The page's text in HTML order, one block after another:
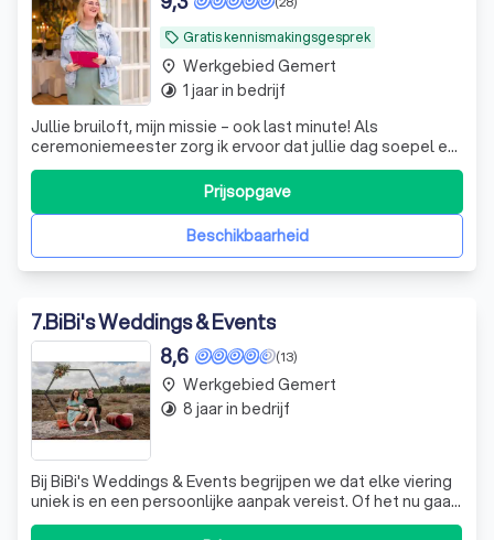
local_offer Gratis kennismakingsgesprek
Jullie bruiloft, mijn missie – ook last minute! Als
ceremoniemeester zorg ik ervoor dat jullie dag soepel en
zorgeloos verloopt – met een flinke dosis enthousiasme
en toewijding. Of alles tot in de puntjes is voorbereid, of
jullie op het laatste moment hulp nodig hebt: ik spring er
Beschikbaarheid
Prijsopgave
place Werkgebied Gemert
timelapse 1 jaar in bedrijf
7.BiBi's Weddings & Events
(13)
8,6
Bij BiBi's Weddings & Events begrijpen we dat elke viering
uniek is en een persoonlijke aanpak vereist. Of het nu gaat
om een bruiloft, een zakelijk evenement of een gender-
place Werkgebied Gemert
timelapse 8 jaar in bedrijf